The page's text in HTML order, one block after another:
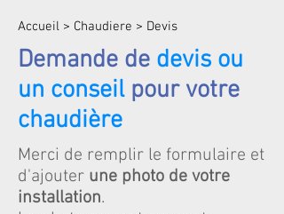
Accueil > Chaudiere > Devis
Demande de devis ou
un conseil pour votre
chaudière
Merci de remplir le formulaire et
d'ajouter une photo de votre
installation.